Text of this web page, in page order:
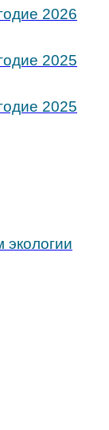
2026
2025
2025